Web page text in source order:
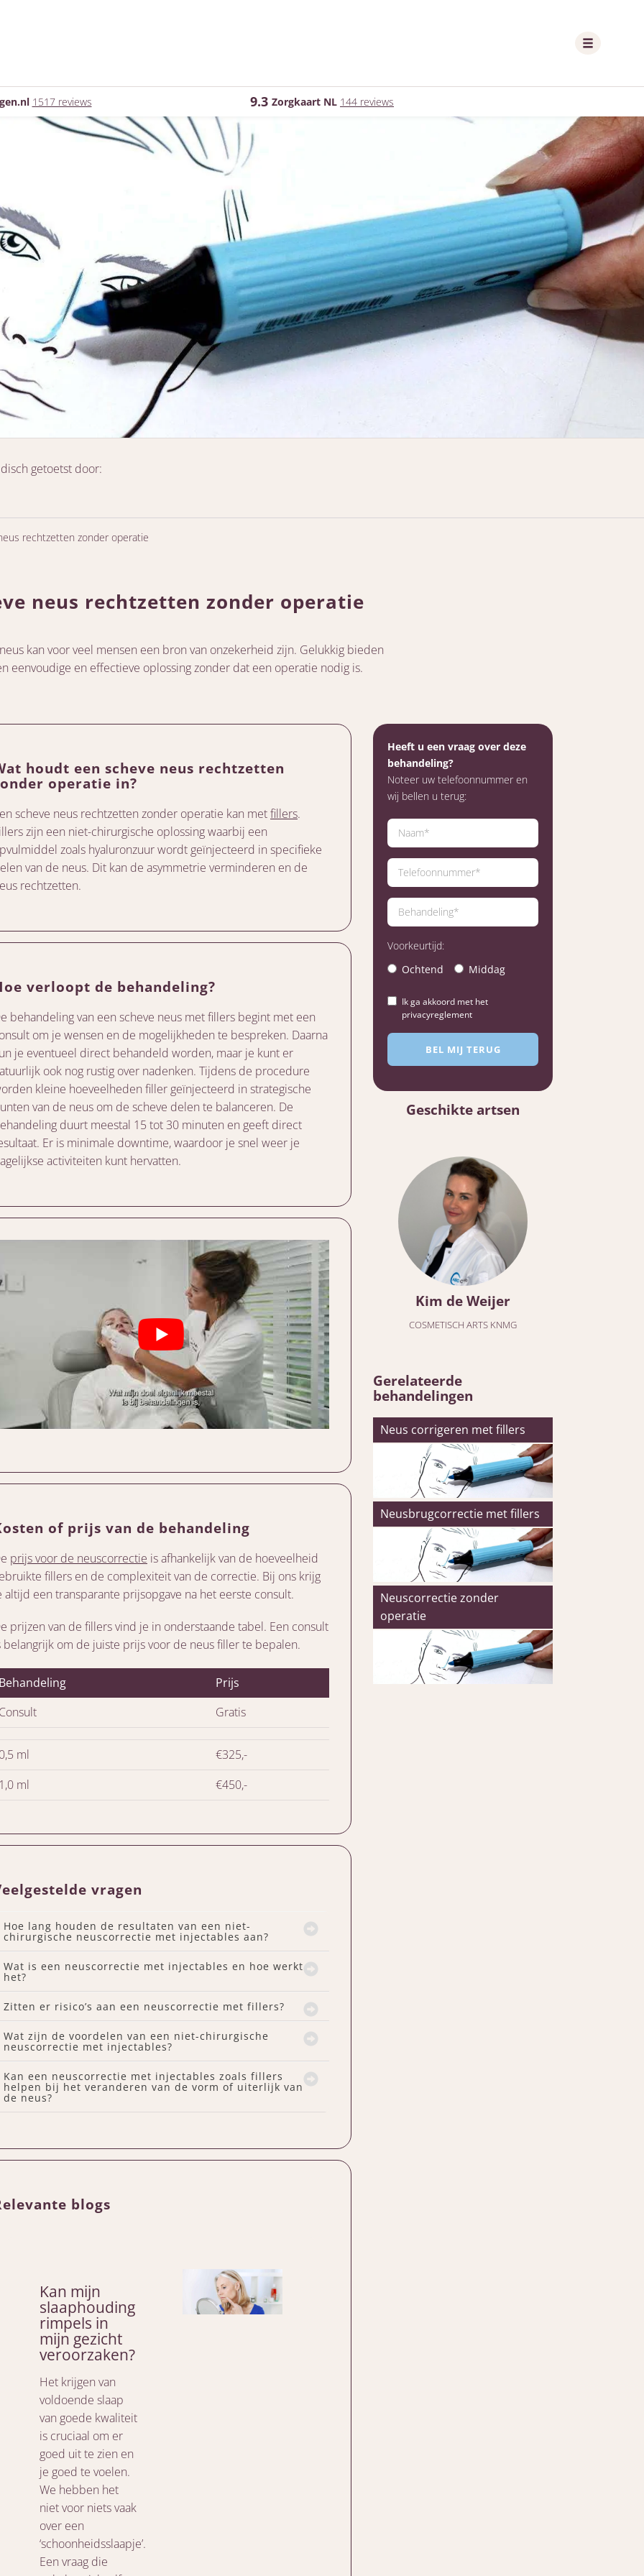
1517 reviews 9.3 Zorgkaart NL 144 reviews
getoetst door:
rechtzetten zonder operatie
neus rechtzetten zonder operatie
kan voor veel mensen een bron van onzekerheid zijn. Gelukkig bieden
eenvoudige en effectieve oplossing zonder dat een operatie nodig is.
houdt een scheve neus rechtzetten
operatie in?
scheve neus rechtzetten zonder operatie kan metfillers.
zijn een niet-chirurgische oplossing waarbij een
zoals hyaluronzuur wordt geïnjecteerd in specifieke
van de neus. Dit kan de asymmetrie verminderen en de
rechtzetten.
verloopt de behandeling?
behandeling van een scheve neus met fillers begint met een
om je wensen en de mogelijkheden te bespreken. Daarna
je eventueel direct behandeld worden, maar je kunt er
ook nog rustig over nadenken. Tijdens de procedure
kleine hoeveelheden filler geïnjecteerd in strategische
van de neus om de scheve delen te balanceren. De
duurt meestal 15 tot 30 minuten en geeft direct
Er is minimale downtime, waardoor je snel weer je
activiteiten kunt hervatten.
of prijs van de behandeling
prijs voor de neuscorrectie is afhankelijk van de hoeveelheid
fillers en de complexiteit van de correctie. Bij ons krijg
altijd een transparante prijsopgave na het eerste consult.
prijzen van de fillers vind je in onderstaande tabel. Een consult
belangrijk om de juiste prijs voor de neus filler te bepalen.
Prijs
Gratis
ml
€325,-
ml
€450,-
vragen
Hoe lang houden de resultaten van een niet-
chirurgische neuscorrectie met injectables aan?
Wat is een neuscorrectie met injectables en hoe werkt
het?
Zitten er risico’s aan een neuscorrectie met fillers?
Wat zijn de voordelen van een niet-chirurgische
neuscorrectie met injectables?
Kan een neuscorrectie met injectables zoals fillers
helpen bij het veranderen van de vorm of uiterlijk van
de neus?
blogs
Kan mijn
slaaphouding
rimpels in
mijn gezicht
veroorzaken?
Het krijgen van
voldoende slaap
van goede kwaliteit
is cruciaal om er
goed uit te zien en
je goed te voelen.
We hebben het
niet voor niets vaak
over een
‘schoonheidsslaapje’.
Een vraag die
Heeft u een vraag over deze
behandeling?
Noteer uw telefoonnummer en
wij bellen u terug:
Voorkeurtijd:
Ochtend
Middag
Ik ga akkoord met het
privacyreglement
Geschikte artsen
Kim de Weijer
COSMETISCH ARTS KNMG
Gerelateerde
behandelingen
Neus corrigeren met fillers
Neusbrugcorrectie met fillers
Neuscorrectie zonder
operatie